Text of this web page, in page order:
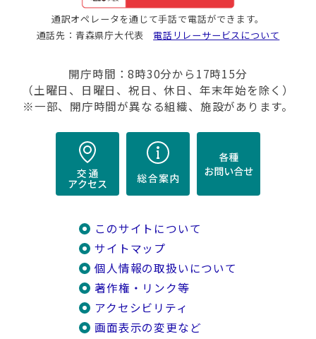
通訳オペレータを通じて手話で電話ができます。
通話先：青森県庁大代表 電話リレーサービスについて
開庁時間：8時30分から17時15分
（土曜日、日曜日、祝日、休日、年末年始を除く）
※一部、開庁時間が異なる組織、施設があります。
このサイトについて
サイトマップ
個人情報の取扱いについて
著作権・リンク等
アクセシビリティ
画面表示の変更など